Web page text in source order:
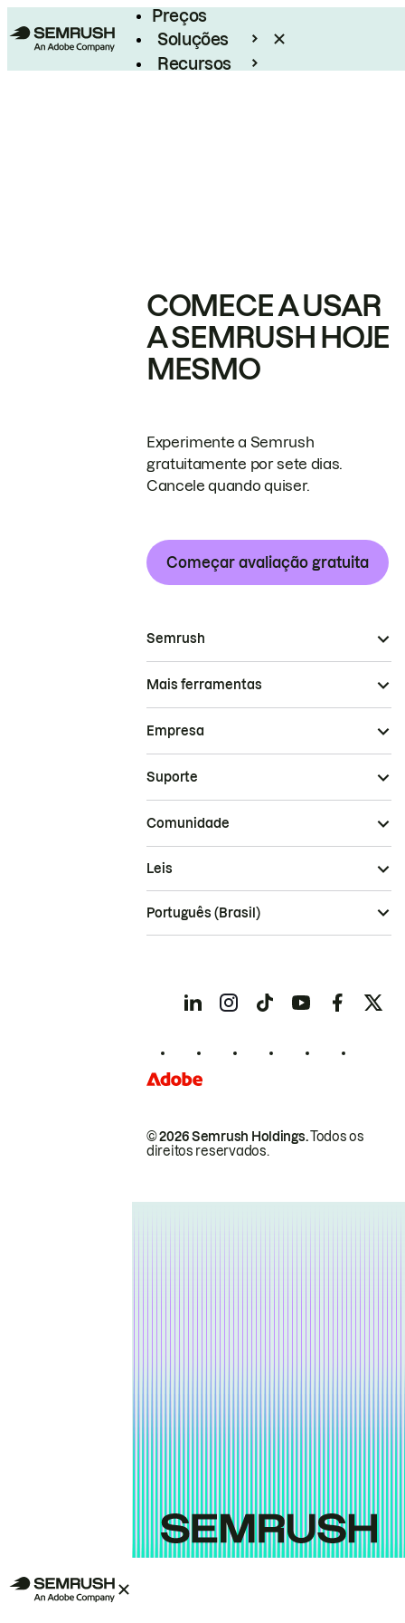
Preços
Soluções
Recursos
COMECE A USAR
A SEMRUSH HOJE
MESMO
Experimente a Semrush
gratuitamente por sete dias.
Cancele quando quiser.
Começar avaliação gratuita
Semrush
Mais ferramentas
Empresa
Suporte
Comunidade
© 2026 Semrush Holdings.Todos os
direitos reservados.
Leis
Português (Brasil)